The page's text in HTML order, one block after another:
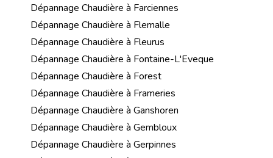
Dépannage Chaudière à Farciennes
Dépannage Chaudière à Flemalle
Dépannage Chaudière à Fleurus
Dépannage Chaudière à Fontaine-L'Eveque
Dépannage Chaudière à Forest
Dépannage Chaudière à Frameries
Dépannage Chaudière à Ganshoren
Dépannage Chaudière à Gembloux
Dépannage Chaudière à Gerpinnes